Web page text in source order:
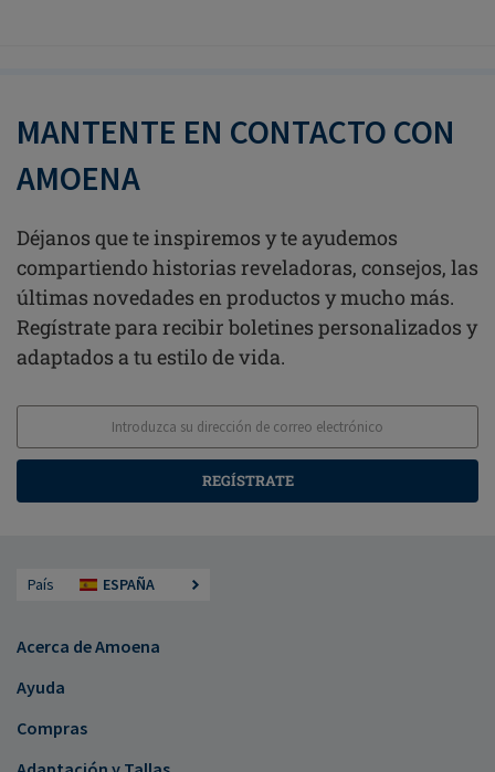
MANTENTE EN CONTACTO CON
AMOENA
Déjanos que te inspiremos y te ayudemos
compartiendo historias reveladoras, consejos, las
últimas novedades en productos y mucho más.
Regístrate para recibir boletines personalizados y
adaptados a tu estilo de vida.
REGÍSTRATE
País ESPAÑA
Acerca de Amoena
Ayuda
Compras